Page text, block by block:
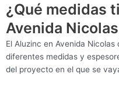
¿Qué medidas
Avenida
El Aluzinc en Avenida
diferentes medidas y
del proyecto en el que se